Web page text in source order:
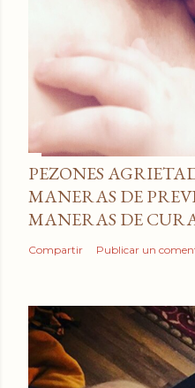
PEZONES
MANERAS DE
MANERAS DE
Compartir Publicar un